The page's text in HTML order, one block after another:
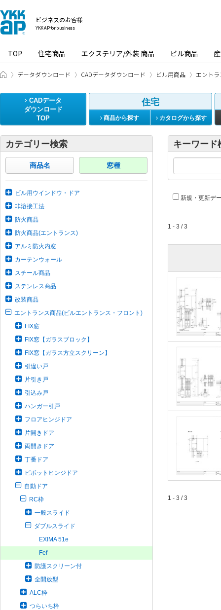
ビジネスのお客様
YKK AP for business
TOP 住宅商品 エクステリア/外装 商品 ビル商品
ビジネスのお客様 HOME
データダウンロード CADデータダウンロード ビル用商品 エント
CADデータ
ダウンロード
TOP
住宅
商品から探す カタログから探す
カテゴリー検索
商品名 窓種
ビル用ウインドウ・ドア
非溶接工法
防火商品
防火商品(エントランス)
アルミ防火内窓
カーテンウォール
スチール商品
ステンレス商品
改装商品
エントランス商品(ビルエントランス・フロント)
FIX窓
FIX窓【ガラスブロック】
FIX窓【ガラス方立スクリーン】
引違い戸
片引き戸
引込み戸
ハンガー引戸
フロアヒンジドア
片開きドア
両開きドア
丁番ドア
ピボットヒンジドア
自動ドア
RC枠
一般スライド
ダブルスライド
EXIMA 51e
Fef
防護スクリーン付
全開放型
ALC枠
つらいち枠
キーワード
新規・更新デ
1 - 3 / 3
1 - 3 / 3